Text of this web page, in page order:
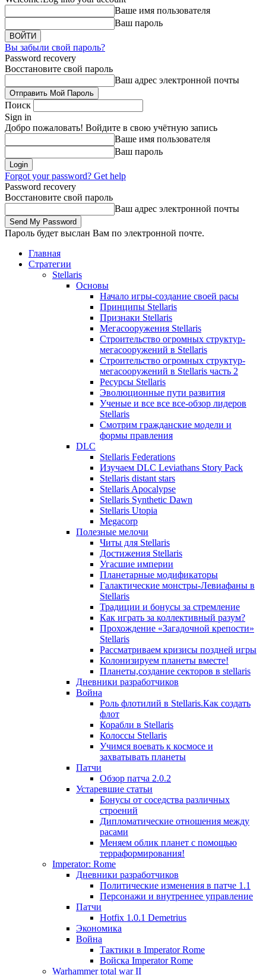
Ваше имя пользователя
Ваш пароль
Вы забыли свой пароль?
Password recovery
Восстановите свой пароль
Ваш адрес электронной почты
Поиск
Sign in
Добро пожаловать! Войдите в свою учётную запись
Ваше имя пользователя
Ваш пароль
Forgot your password? Get help
Password recovery
Восстановите свой пароль
Ваш адрес электронной почты
Пароль будет выслан Вам по электронной почте.
Главная
Стратегии
Stellaris
Основы
Начало игры-создание своей расы
Принципы Stellaris
Признаки Stellaris
Мегасооружения Stellaris
Строительство огромных структур-
мегасооружений в Stellaris
Строительство огромных структур-
мегасооружений в Stellaris часть 2
Ресурсы Stellaris
Эволюционные пути развития
Ученые и все все все-обзор лидеров
Stellaris
Смотрим гражданские модели и
формы правления
DLC
Stellaris Federations
Изучаем DLC Leviathans Story Pack
Stellaris distant stars
Stellaris Apocalypse
Stellaris Synthetic Dawn
Stellaris Utopia
Megacorp
Полезные мелочи
Читы для Stellaris
Достижения Stellaris
Угасшие империи
Планетарные модификаторы
Галактические монстры-Левиафаны в
Stellaris
Традиции и бонусы за стремление
Как играть за коллективный разум?
Прохождение «Загадочной крепости»
Stellaris
Рассматриваем кризисы поздней игры
Колонизируем планеты вместе!
Планеты,создание секторов в stellaris
Дневники разработчиков
Война
Роль флотилий в Stellaris.Как создать
флот
Корабли в Stellaris
Колоссы Stellaris
Учимся воевать к космосе и
захватывать планеты
Патчи
Обзор патча 2.0.2
Устаревшие статьи
Бонусы от соседства различных
строений
Дипломатические отношения между
расами
Меняем облик планет с помощью
терраформирования!
Imperator: Rome
Дневники разработчиков
Политические изменения в патче 1.1
Персонажи и внутреннее управление
Патчи
Hotfix 1.0.1 Demetrius
Экономика
Война
Тактики в Imperator Rome
Войска Imperator Rome
Warhammer total war II